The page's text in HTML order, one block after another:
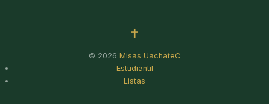
✝
© 2026 Misas UachateC
Estudiantil
Listas